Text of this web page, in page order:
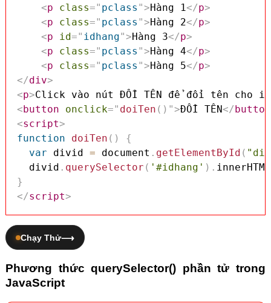
<p class=" pclass ">Hàng 1</p>
<p class=" pclass ">Hàng 2</p>
<p id=" idhang">Hàng 3</p>
<p class=" pclass ">Hàng 4</p>
<p class=" pclass ">Hàng 5</p>
</div>
<p>Click vào nút ĐỔI TÊN để đổi tên cho
< button onclick=" doiTen ( ) ">ĐỔI TÊN </ button
<script>
function
doiTen ( )
{
var divid = document . getElementById (
  divid
. querySelector ( '#idhang' ) .
}
</script>
Chạy Thử
Phương thức querySelector() phần tử trong
JavaScript